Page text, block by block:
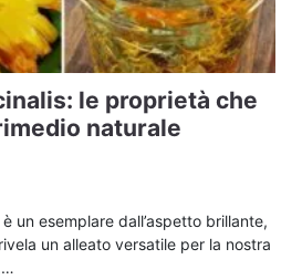
le proprietà che
naturale
un esemplare dall’aspetto brillante,
un alleato versatile per la nostra